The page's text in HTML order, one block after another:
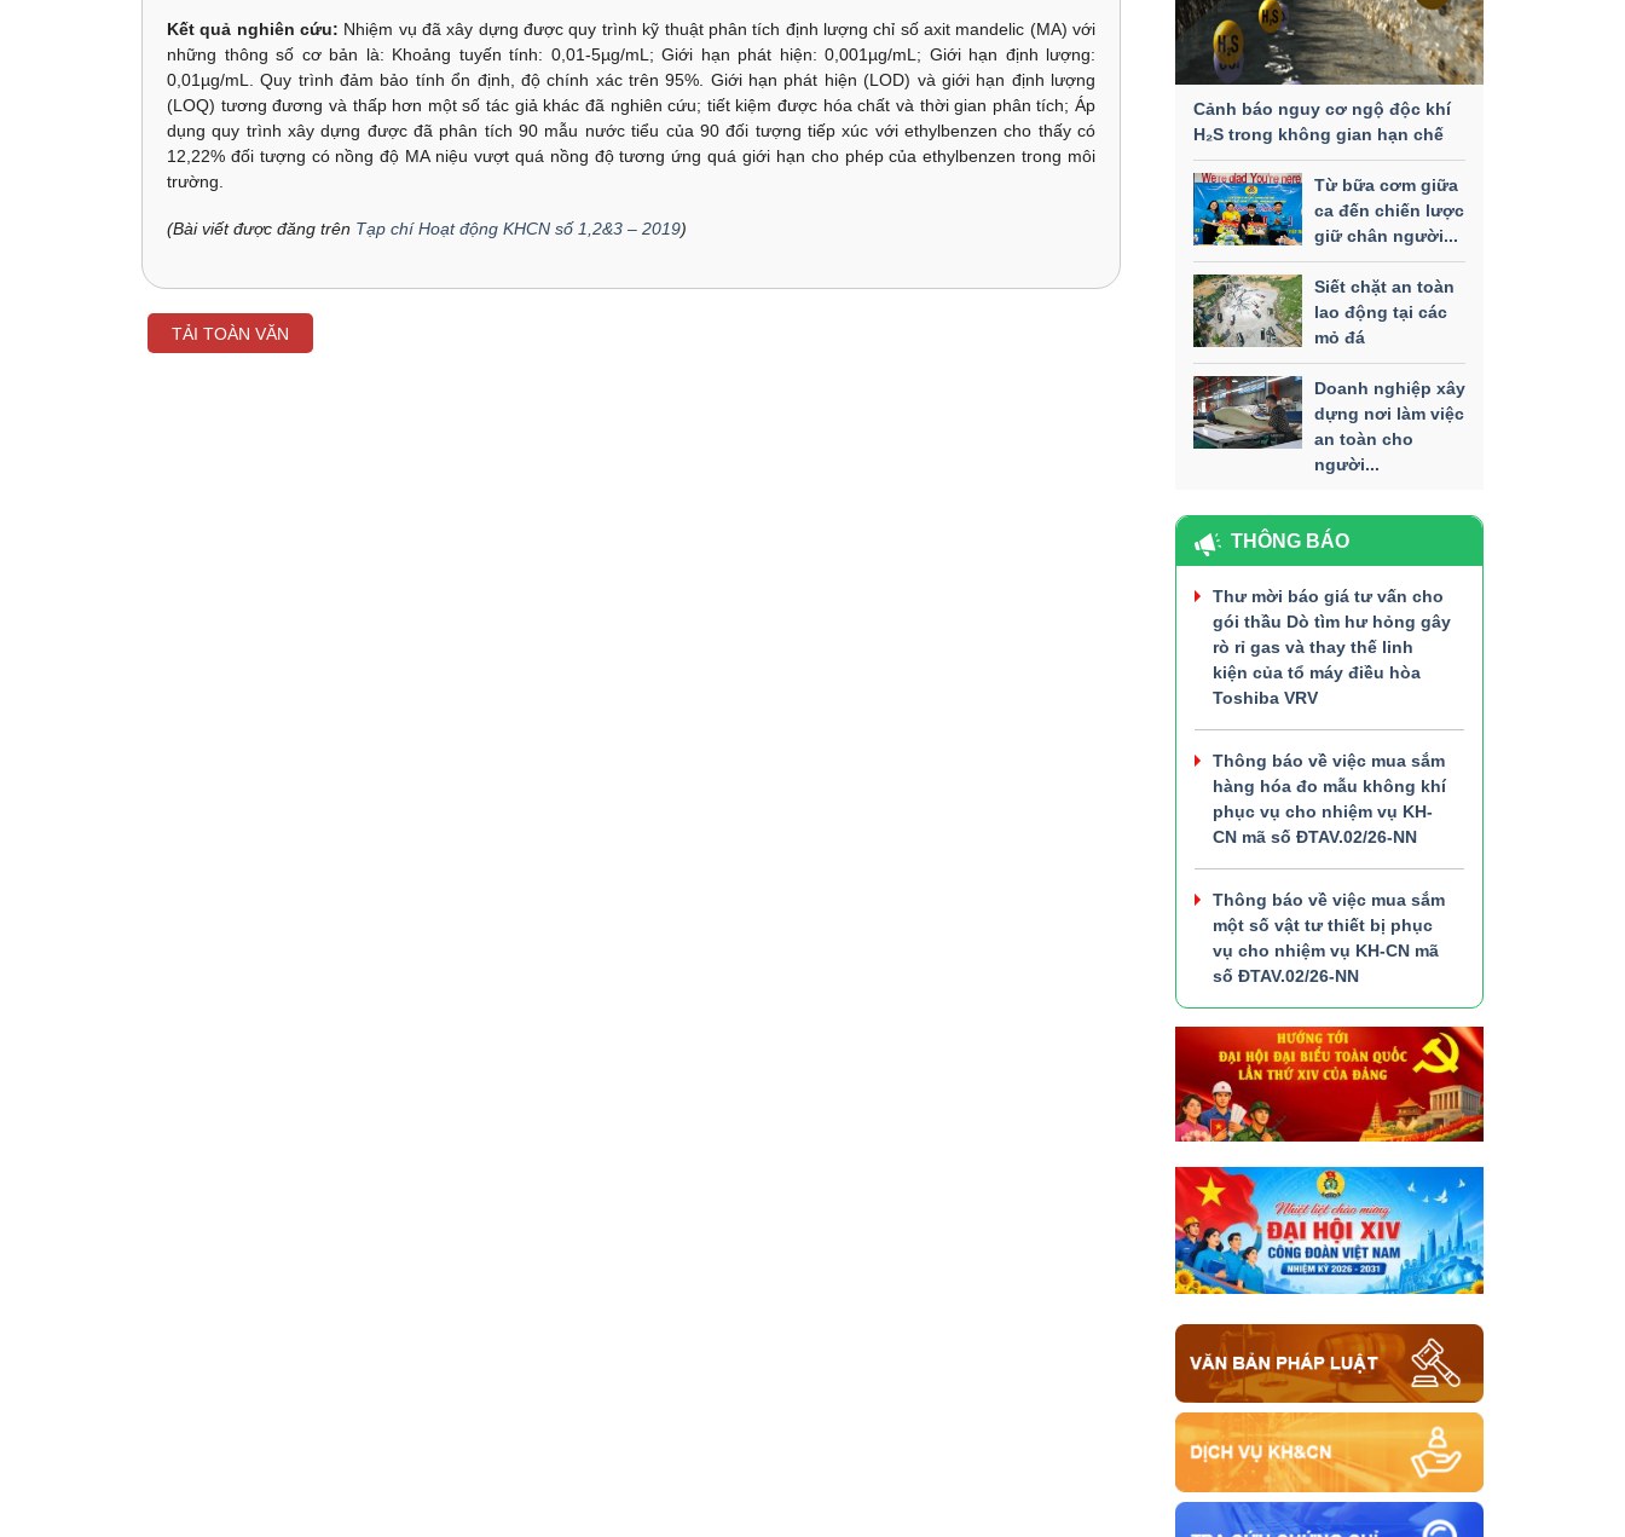
Kết quả nghiên cứu: Nhiệm vụ đã xây dựng được quy trình kỹ thuật phân tích định lượng chỉ số axit mandelic (MA) với
những thông số cơ bản là: Khoảng tuyến tính: 0,01-5µg/mL; Giới hạn phát hiện: 0,001µg/mL; Giới hạn định lượng:
0,01µg/mL. Quy trình đảm bảo tính ổn định, độ chính xác trên 95%. Giới hạn phát hiện (LOD) và giới hạn định lượng
(LOQ) tương đương và thấp hơn một số tác giả khác đã nghiên cứu; tiết kiệm được hóa chất và thời gian phân tích; Áp
dụng quy trình xây dựng được đã phân tích 90 mẫu nước tiểu của 90 đối tượng tiếp xúc với ethylbenzen cho thấy có
12,22% đối tượng có nồng độ MA niệu vượt quá nồng độ tương ứng quá giới hạn cho phép của ethylbenzen trong môi
trường.
(Bài viết được đăng trên Tạp chí Hoạt động KHCN số 1,2&3 – 2019)
TẢI TOÀN VĂN
Cảnh báo nguy cơ ngộ độc khí
H₂S trong không gian hạn chế
Từ bữa cơm giữa
ca đến chiến lược
giữ chân người...
Siết chặt an toàn
lao động tại các
mỏ đá
Doanh nghiệp xây
dựng nơi làm việc
an toàn cho
người...
THÔNG BÁO
Thư mời báo giá tư vấn cho
gói thầu Dò tìm hư hỏng gây
rò rỉ gas và thay thế linh
kiện của tổ máy điều hòa
Toshiba VRV
Thông báo về việc mua sắm
hàng hóa đo mẫu không khí
phục vụ cho nhiệm vụ KH-
CN mã số ĐTAV.02/26-NN
Thông báo về việc mua sắm
một số vật tư thiết bị phục
vụ cho nhiệm vụ KH-CN mã
số ĐTAV.02/26-NN